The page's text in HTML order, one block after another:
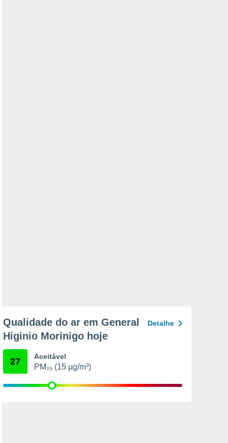
Qualidade do ar em General
Higinio Morinigo hoje
Detalhe
27 Aceitável
PM₂₅ (15 µg/m³)